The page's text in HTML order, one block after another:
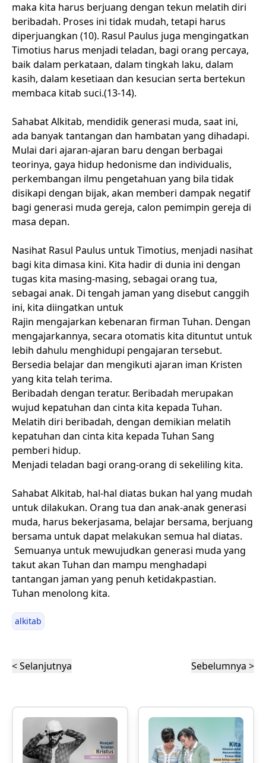
maka kita harus berjuang dengan tekun melatih diri
beribadah. Proses ini tidak mudah, tetapi harus
diperjuangkan (10). Rasul Paulus juga mengingatkan
Timotius harus menjadi teladan, bagi orang percaya,
baik dalam perkataan, dalam tingkah laku, dalam
kasih, dalam kesetiaan dan kesucian serta bertekun
membaca kitab suci.(13-14).
Sahabat Alkitab, mendidik generasi muda, saat ini,
ada banyak tantangan dan hambatan yang dihadapi.
Mulai dari ajaran-ajaran baru dengan berbagai
teorinya, gaya hidup hedonisme dan individualis,
perkembangan ilmu pengetahuan yang bila tidak
disikapi dengan bijak, akan memberi dampak negatif
bagi generasi muda gereja, calon pemimpin gereja di
masa depan.
Nasihat Rasul Paulus untuk Timotius, menjadi nasihat
bagi kita dimasa kini. Kita hadir di dunia ini dengan
tugas kita masing-masing, sebagai orang tua,
sebagai anak. Di tengah jaman yang disebut canggih
ini, kita diingatkan untuk
Rajin mengajarkan kebenaran firman Tuhan. Dengan
mengajarkannya, secara otomatis kita dituntut untuk
lebih dahulu menghidupi pengajaran tersebut.
Bersedia belajar dan mengikuti ajaran iman Kristen
yang kita telah terima.
Beribadah dengan teratur. Beribadah merupakan
wujud kepatuhan dan cinta kita kepada Tuhan.
Melatih diri beribadah, dengan demikian melatih
kepatuhan dan cinta kita kepada Tuhan Sang
pemberi hidup.
Menjadi teladan bagi orang-orang di sekeliling kita.
Sahabat Alkitab, hal-hal diatas bukan hal yang mudah
untuk dilakukan. Orang tua dan anak-anak generasi
muda, harus bekerjasama, belajar bersama, berjuang
bersama untuk dapat melakukan semua hal diatas.
Semuanya untuk mewujudkan generasi muda yang
takut akan Tuhan dan mampu menghadapi
tantangan jaman yang penuh ketidakpastian.
Tuhan menolong kita.
alkitab
< Selanjutnya Sebelumnya >